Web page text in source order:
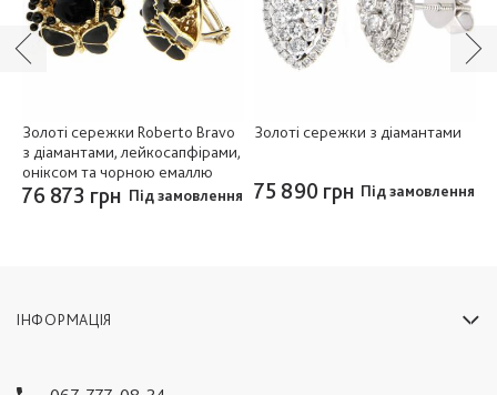
Золоті сережки Roberto Bravo
з діамантами, лейкосапфірами,
оніксом та чорною емаллю
76 873 грн Під замовлення
Золоті сережки з діамантами
75 890 грн Під замовлення
ІНФОРМАЦІЯ